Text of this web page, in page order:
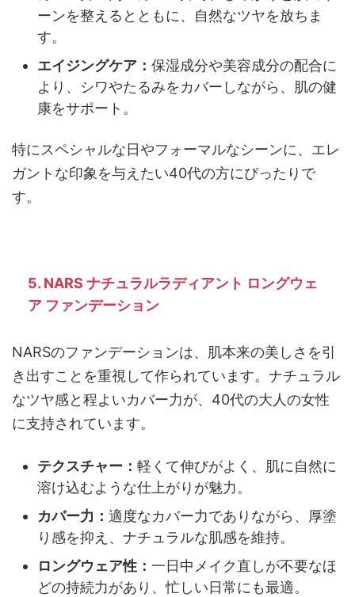
ーンを整えるとともに、自然なツヤを放ちま
す。
エイジングケア： 保湿成分や美容成分の配合に
より、シワやたるみをカバーしながら、肌の健
康をサポート。
特にスペシャルな日やフォーマルなシーンに、エレ
ガントな印象を与えたい40代の方にぴったりで
す。
5. NARS ナチュラルラディアント ロングウェ
ア ファンデーション
NARSのファンデーションは、肌本来の美しさを引
き出すことを重視して作られています。ナチュラル
なツヤ感と程よいカバー力が、40代の大人の女性
に支持されています。
テクスチャー： 軽くて伸びがよく、肌に自然に
溶け込むような仕上がりが魅力。
カバー力： 適度なカバー力でありながら、厚塗
り感を抑え、ナチュラルな肌感を維持。
ロングウェア性： 一日中メイク直しが不要なほ
どの持続力があり、忙しい日常にも最適。